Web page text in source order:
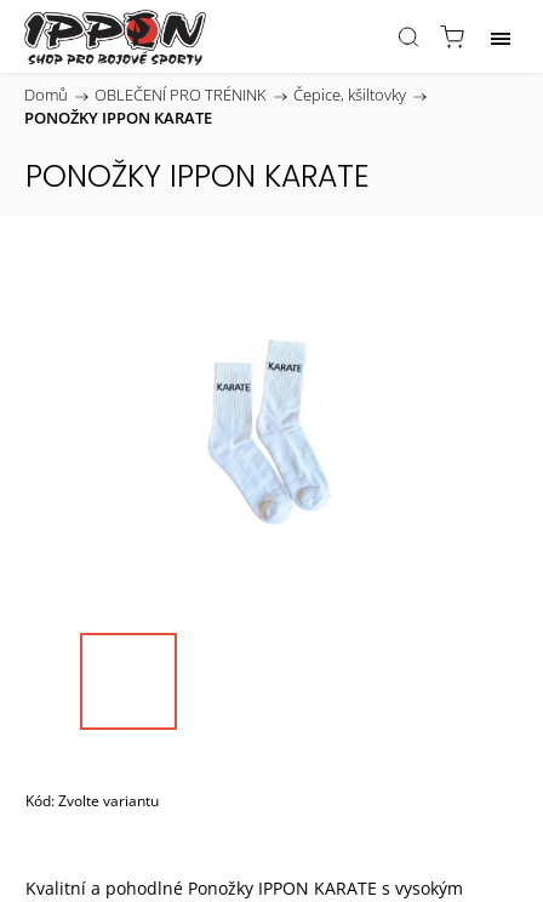
Domů / OBLEČENÍ PRO TRÉNINK / Čepice, kšiltovky /
PONOŽKY IPPON KARATE
PONOŽKY IPPON KARATE
Kód:Zvolte variantu
Kvalitní a pohodlné Ponožky IPPON KARATE s vysokým